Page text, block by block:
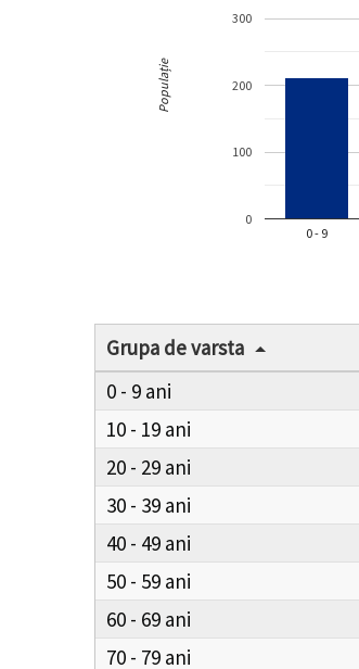
0 - 9
0
100
200
300
Populație
Grupa de varsta
0 - 9
10 - 19
20 - 29
30 - 39
40 - 49
50 - 59
60 - 69
70 - 79